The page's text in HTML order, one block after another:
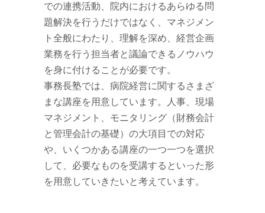
での連携活動、院内におけるあらゆる問
題解決を行うだけではなく、マネジメン
ト全般にわたり、理解を深め、経営企画
業務を行う担当者と議論できるノウハウ
を身に付けることが必要です。
事務長塾では、病院経営に関するさまざ
まな講座を用意しています。人事、現場
マネジメント、モニタリング（財務会計
と管理会計の基礎）の大項目での対応
や、いくつかある講座の一つ一つを選択
して、必要なものを受講するといった形
を用意していきたいと考えています。